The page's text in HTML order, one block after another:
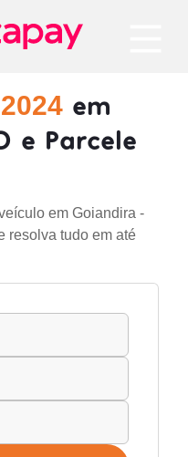
em
e Parcele
em Goiandira -
resolva tudo em até